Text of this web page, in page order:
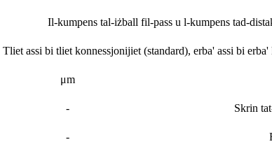
Il-kumpens tal-iżball fil-pass u l-kumpens tad-
Tliet assi bi tliet konnessjonijiet (standard), erba' assi bi
μm
- Skrin
-